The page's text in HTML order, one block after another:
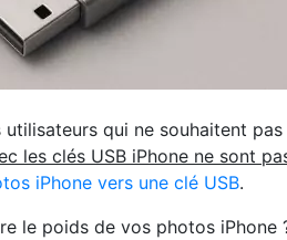
qui ne souhaitent
les clés USB iPhone ne sont
iPhone vers une clé USB.
le poids de vos photos iPhone